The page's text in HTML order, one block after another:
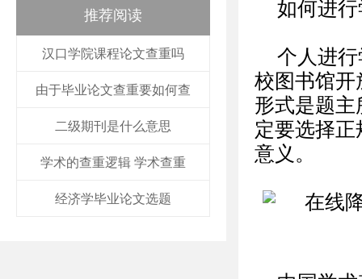
推荐阅读
汉口学院课程论文查重吗
由于毕业论文查重要如何查
二级期刊是什么意思
学术的查重逻辑 学术查重
经济学毕业论文选题
如何进
个人进
校图书馆开
形式是题
定要选择
意义。